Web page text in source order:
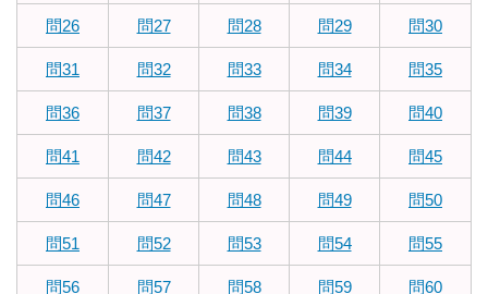
問26 問27 問28 問29 問30
問31 問32 問33 問34 問35
問36 問37 問38 問39 問40
問41 問42 問43 問44 問45
問46 問47 問48 問49 問50
問51 問52 問53 問54 問55
問56 問57 問58 問59 問60